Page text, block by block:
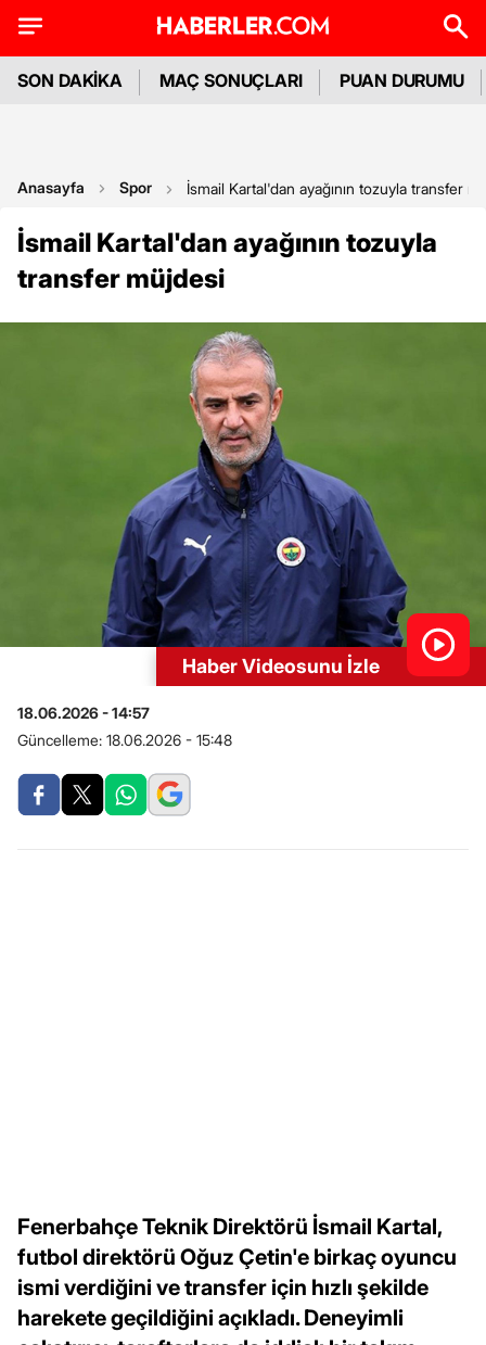
SON DAKİKA MAÇ SONUÇLARI PUAN DURUMU
Anasayfa Spor İsmail Kartal'dan ayağının tozuyla transfer
İsmail Kartal'dan ayağının tozuyla
transfer müjdesi
Haber Videosunu İzle
18.06.2026 - 14:57
Güncelleme: 18.06.2026 - 15:48
Fenerbahçe Teknik Direktörü İsmail Kartal,
futbol direktörü Oğuz Çetin'e birkaç oyuncu
ismi verdiğini ve transfer için hızlı şekilde
harekete geçildiğini açıkladı. Deneyimli